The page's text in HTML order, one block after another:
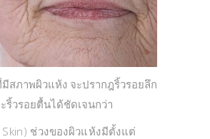
สภาพผิวแห้ง จะปรากฎริ้วรอยลึก
ริ้วรอยตื้นได้ชัดเจนกว่า
ช่วงของผิวแห้งมีตั้งแต่